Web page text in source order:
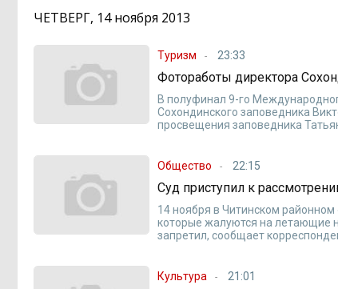
ЧЕТВЕРГ, 14 ноября 2013
Туризм 23:33
Фотоработы директора
В полуфинал 9-го
Сохондинского заповедника
просвещения заповедника
Общество 22:15
Суд приступил к
14 ноября в Читинском
которые жалуются на летающие
запретил, сообщает
Культура 21:01